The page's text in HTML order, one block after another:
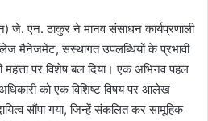
जे. एन. ठाकुर ने मानव संसाधन कार्यप्रणाली
मैनेजमेंट, संस्थागत उपलब्धियों के प्रभावी
महत्ता पर विशेष बल दिया। एक अभिनव पहल
को एक विशिष्ट विषय पर आलेख
सौंपा गया, जिन्हें संकलित कर सामूहिक